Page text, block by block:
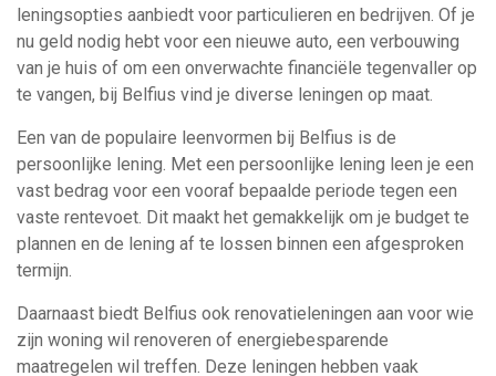
leningsopties aanbiedt voor particulieren en bedrijven. Of je
nu geld nodig hebt voor een nieuwe auto, een verbouwing
van je huis of om een onverwachte financiële tegenvaller op
te vangen, bij Belfius vind je diverse leningen op maat.
Een van de populaire leenvormen bij Belfius is de
persoonlijke lening. Met een persoonlijke lening leen je een
vast bedrag voor een vooraf bepaalde periode tegen een
vaste rentevoet. Dit maakt het gemakkelijk om je budget te
plannen en de lening af te lossen binnen een afgesproken
termijn.
Daarnaast biedt Belfius ook renovatieleningen aan voor wie
zijn woning wil renoveren of energiebesparende
maatregelen wil treffen. Deze leningen hebben vaak